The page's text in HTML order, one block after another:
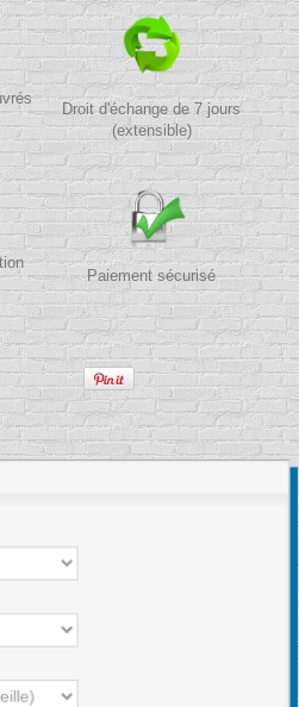
Droit d'échange de 7 jours
(extensible)
Paiement sécurisé